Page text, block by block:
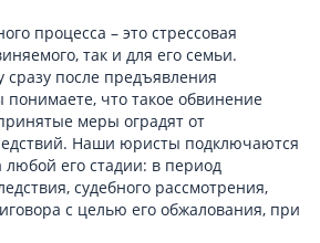
процесса – это стрессовая
так и для его семьи.
сразу после предъявления
что такое обвинение
меры оградят от
Наши юристы подключаются
любой его стадии: в период
судебного рассмотрения,
с целью его обжалования, при